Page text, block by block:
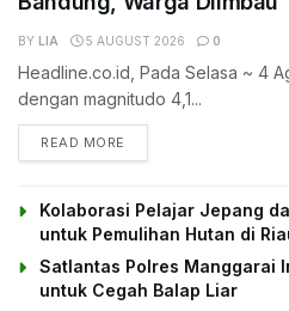
BY LIA 5 AUGUST 2026 0
Headline.co.id, Pada Selasa ~ 4
dengan magnitudo 4,1...
READ MORE
Kolaborasi Pelajar Jepang
untuk Pemulihan Hutan di
Satlantas Polres Manggarai
untuk Cegah Balap Liar